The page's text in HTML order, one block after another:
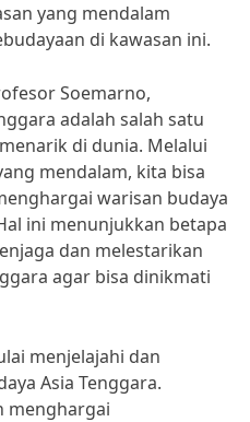
yang mendalam
di kawasan ini.
Soemarno,
adalah salah satu
di dunia. Melalui
mendalam, kita bisa
warisan budaya
ini menunjukkan betapa
dan melestarikan
agar bisa dinikmati
menjelajahi dan
Asia Tenggara.
menghargai